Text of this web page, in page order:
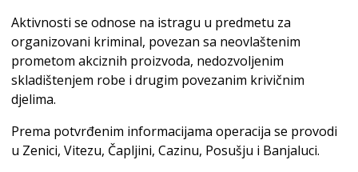
Aktivnosti se odnose na istragu u predmetu za
organizovani kriminal, povezan sa neovlaštenim
prometom akciznih proizvoda, nedozvoljenim
skladištenjem robe i drugim povezanim krivičnim
djelima.
Prema potvrđenim informacijama operacija se provodi
u Zenici, Vitezu, Čapljini, Cazinu, Posušju i Banjaluci.